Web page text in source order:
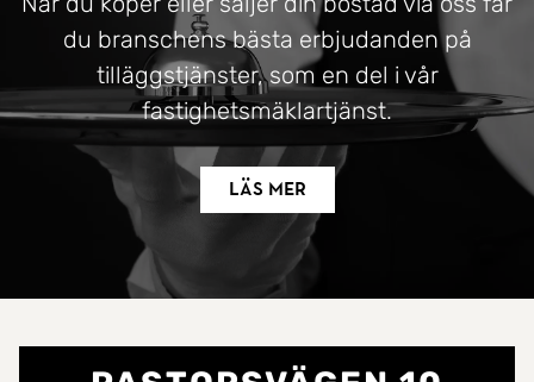
du branschens bästa erbjudanden på
tilläggstjänster, som en del i vår
fastighetsmäklartjänst.
Läs mer